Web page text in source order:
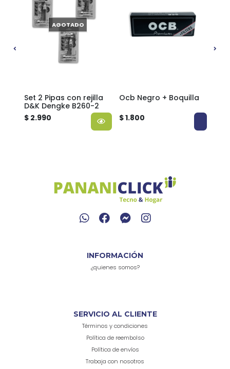
AGOTADO
Set 2 Pipas con rejilla
D&K Dengke B260-2
$ 2.990
Ocb Negro + Boquilla
$ 1.800
INFORMACIÓN
¿quienes somos?
SERVICIO AL CLIENTE
Términos y condiciones
Política de reembolso
Política de envíos
Trabaja con nosotros